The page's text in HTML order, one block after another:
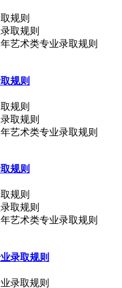
规则
艺术类专业录取规则
规则
规则
艺术类专业录取规则
规则
规则
艺术类专业录取规则
录取规则
录取规则